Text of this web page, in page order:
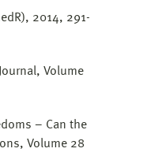
2014, 291-
Volume
– Can the
Volume 28